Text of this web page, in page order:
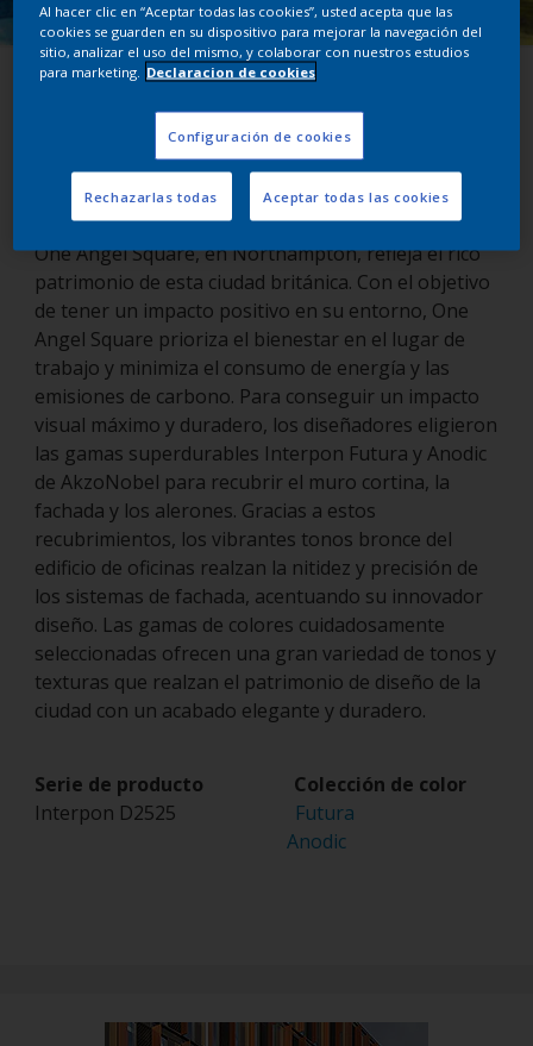
One Angel Square
Northampton, Reino Unido
One Angel Square, en Northampton, refleja el rico
patrimonio de esta ciudad británica. Con el objetivo
de tener un impacto positivo en su entorno, One
Angel Square prioriza el bienestar en el lugar de
trabajo y minimiza el consumo de energía y las
emisiones de carbono. Para conseguir un impacto
visual máximo y duradero, los diseñadores eligieron
las gamas superdurables Interpon Futura y Anodic
de AkzoNobel para recubrir el muro cortina, la
fachada y los alerones. Gracias a estos
recubrimientos, los vibrantes tonos bronce del
edificio de oficinas realzan la nitidez y precisión de
los sistemas de fachada, acentuando su innovador
diseño. Las gamas de colores cuidadosamente
seleccionadas ofrecen una gran variedad de tonos y
texturas que realzan el patrimonio de diseño de la
ciudad con un acabado elegante y duradero.
Serie de producto Colección de color
Interpon D2525 Futura
Anodic
Al hacer clic en “Aceptar todas las cookies”, usted acepta que las
cookies se guarden en su dispositivo para mejorar la navegación del
sitio, analizar el uso del mismo, y colaborar con nuestros estudios
para marketing. Declaracion de cookies
Configuración de cookies
Rechazarlas todas Aceptar todas las cookies